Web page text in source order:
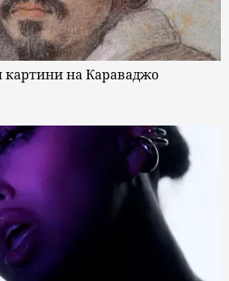
картини на Караваджо